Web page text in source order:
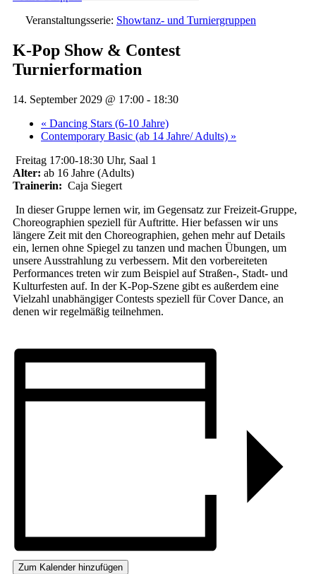
Veranstaltungsserie: Showtanz- und Turniergruppen
K-Pop Show & Contest
Turnierformation
14. September 2029 @ 17:00 - 18:30
« Dancing Stars (6-10 Jahre)
Contemporary Basic (ab 14 Jahre/ Adults) »
Freitag 17:00-18:30 Uhr, Saal 1
Alter: ab 16 Jahre (Adults)
Trainerin: Caja Siegert
In dieser Gruppe lernen wir, im Gegensatz zur Freizeit-Gruppe,
Choreographien speziell für Auftritte. Hier befassen wir uns
längere Zeit mit den Choreographien, gehen mehr auf Details
ein, lernen ohne Spiegel zu tanzen und machen Übungen, um
unsere Ausstrahlung zu verbessern. Mit den vorbereiteten
Performances treten wir zum Beispiel auf Straßen-, Stadt- und
Kulturfesten auf. In der K-Pop-Szene gibt es außerdem eine
Vielzahl unabhängiger Contests speziell für Cover Dance, an
denen wir regelmäßig teilnehmen.
Zum Kalender hinzufügen